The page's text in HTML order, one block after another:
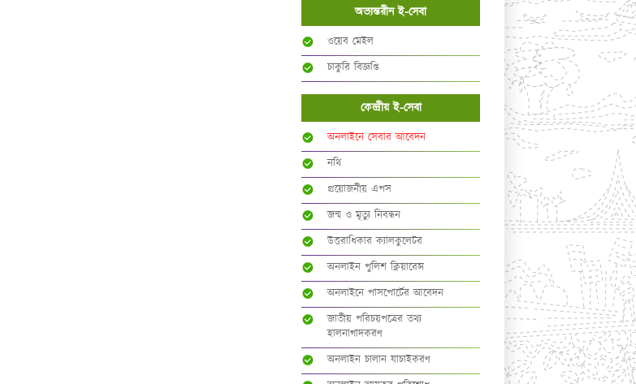
অভ্যন্তরীন ই-সেবা
ওয়েব মেইল
চাকুরি বিজ্ঞপ্তি
কেন্দ্রীয় ই-সেবা
অনলাইনে সেবার আবেদন
নথি
প্রয়োজনীয় এপস
জন্ম ও মৃত্যু নিবন্ধন
উত্তরাধিকার ক্যালকুলেটর
অনলাইন পুলিশ ক্লিয়ারেন্স
অনলাইনে পাসপোর্টের আবেদন
জাতীয় পরিচয়পত্রের তথ্য
হালনাগাদকরণ
অনলাইন চালান যাচাইকরণ